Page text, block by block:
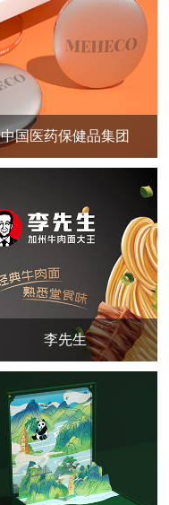
中国医药保健品集团
李先生